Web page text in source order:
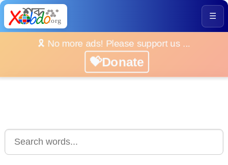
☰
🎗️ No more ads! Please support us ...
💝Donate